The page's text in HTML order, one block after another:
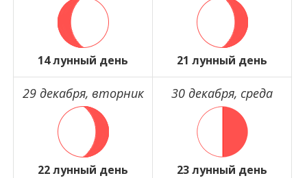
14 лунный день 21 лунный день
29 декабря, вторник
22 лунный день
30 декабря, среда
23 лунный день